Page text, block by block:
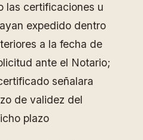
las certificaciones u
expedido dentro
a la fecha de
ante el Notario;
señalara
de validez del
plazo